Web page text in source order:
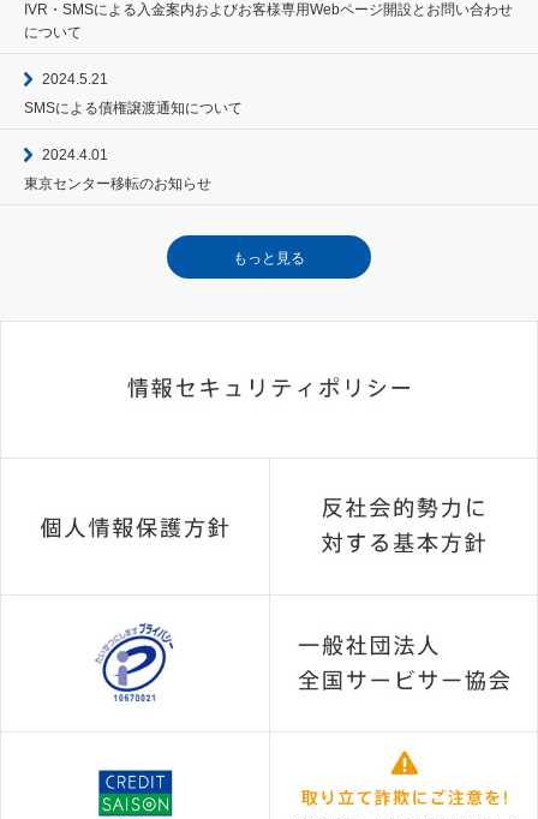
IVR・SMSによる入金案内およびお客様専用Webページ開設とお問い合わせ
について
2024.5.21
SMSによる債権譲渡通知について
2024.4.01
東京センター移転のお知らせ
もっと見る